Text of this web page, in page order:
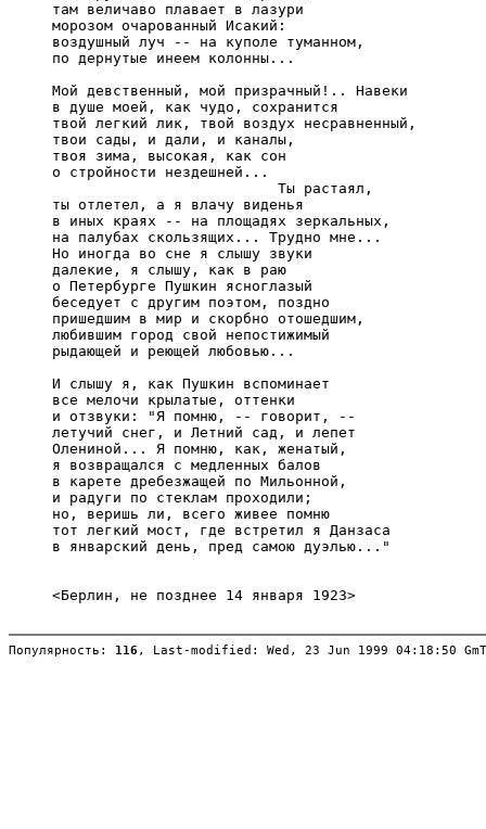
     там величаво плавает в лазури
     морозом очарованный Исакий:
     воздушный луч -- на куполе туманном,
     по дернутые инеем колонны...
     Мой девственный, мой призрачный!.. Навеки
     в душе моей, как чудо, сохранится
     твой легкий лик, твой воздух несравненный,
     твои сады, и дали, и каналы,
     твоя зима, высокая, как сон
     о стройности нездешней...
                               Ты растаял,
     ты отлетел, а я влачу виденья
     в иных краях -- на площадях зеркальных,
     на палубах скользящих... Трудно мне...
     Но иногда во сне я слышу звуки
     далекие, я слышу, как в раю
     о Петербурге Пушкин ясноглазый
     беседует с другим поэтом, поздно
     пришедшим в мир и скорбно отошедшим,
     любившим город свой непостижимый
     рыдающей и реющей любовью...
     И слышу я, как Пушкин вспоминает
     все мелочи крылатые, оттенки
     и отзвуки: "Я помню, -- говорит, --
     летучий снег, и Летний сад, и лепет
     Олениной... Я помню, как, женатый,
     я возвращался с медленных балов
     в карете дребезжащей по Мильонной,
     и радуги по стеклам проходили;
     но, веришь ли, всего живее помню
     тот легкий мост, где встретил я Данзаса
     в январский день, пред самою дуэлью..."
     <Берлин, не позднее 14 января 1923>
Популярность: 116